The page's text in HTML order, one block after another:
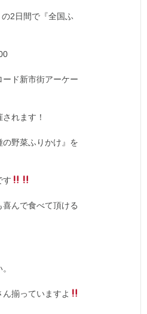
2日間で『全国ふ
ド新市街アーケー
れます！
野菜ふりかけ』を
す
んで食べて頂ける
揃っていますよ